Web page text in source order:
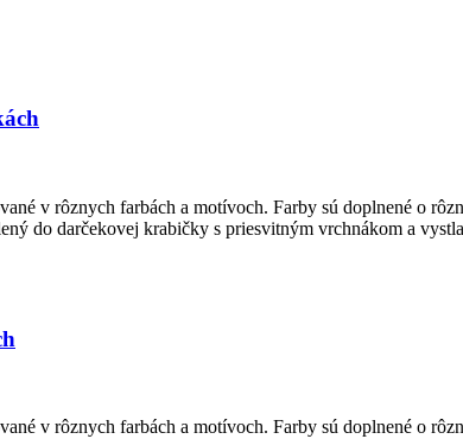
v rôznych farbách a motívoch. Farby sú doplnené o
do darčekovej krabičky s priesvitným vrchnákom a
v rôznych farbách a motívoch. Farby sú doplnené o